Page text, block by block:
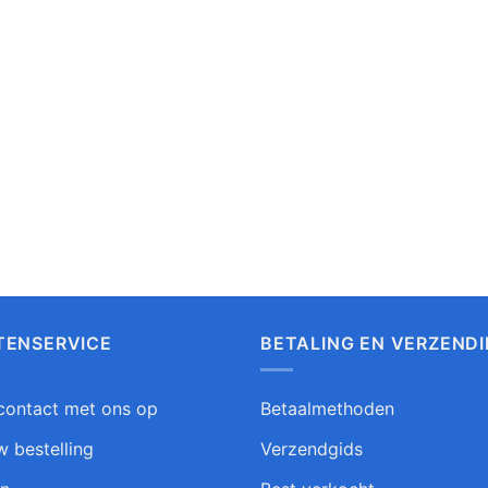
met ons op
bestelling
BETALING EN
Betaalmethoden
Verzendgids